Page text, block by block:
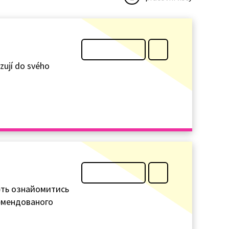
do svého
ознайомитись